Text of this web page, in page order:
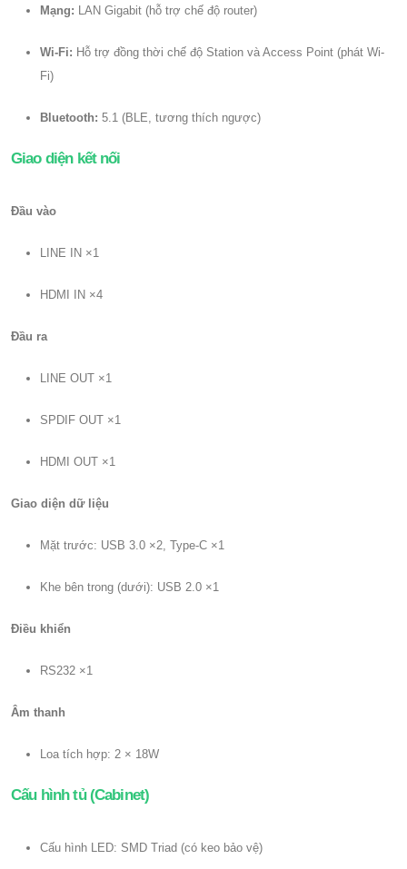
Mạng: LAN Gigabit (hỗ trợ chế độ router)
Wi-Fi: Hỗ trợ đồng thời chế độ Station và Access Point (phát Wi-
Fi)
Bluetooth: 5.1 (BLE, tương thích ngược)
Giao diện kết nối
Đầu vào
LINE IN ×1
HDMI IN ×4
Đầu ra
LINE OUT ×1
SPDIF OUT ×1
HDMI OUT ×1
Giao diện dữ liệu
Mặt trước: USB 3.0 ×2, Type-C ×1
Khe bên trong (dưới): USB 2.0 ×1
Điều khiển
RS232 ×1
Âm thanh
Loa tích hợp: 2 × 18W
Cấu hình tủ (Cabinet)
Cấu hình LED: SMD Triad (có keo bảo vệ)